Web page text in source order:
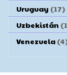
Uruguay (17)
Uzbekistán
Venezuela